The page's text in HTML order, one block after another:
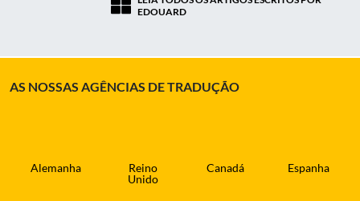
EDOUARD
AS NOSSAS AGÊNCIAS DE TRADUÇÃO
Alemanha
Reino
Unido
Canadá Espanha